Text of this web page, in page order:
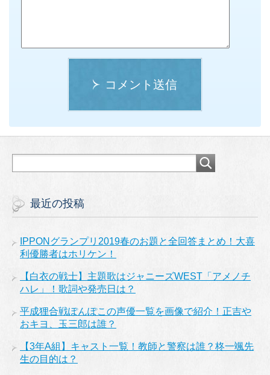
コメント送信
最近の投稿
IPPONグランプリ2019春のお題と全回答まとめ！大喜
利優勝者はホリケン！
【白衣の戦士】主題歌はジャニーズWEST「アメノチ
ハレ」！歌詞や発売日は？
平成狸合戦ぽんぽこの声優一覧を画像で紹介！正吉や
おキヨ、玉三郎は誰？
【3年A組】キャスト一覧！教師と警察は誰？柊一颯先
生の目的は？